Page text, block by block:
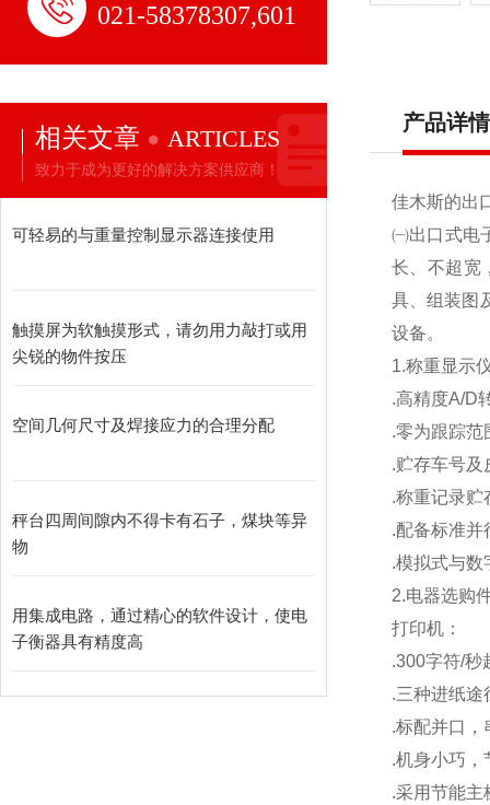
021-58378307,601
相关文章 ARTICLES
致力于成为更好的解决方案供应商！
可轻易的与重量控制显示器连接使用
触摸屏为软触摸形式，请勿用力敲打或用
尖锐的物件按压
空间几何尺寸及焊接应力的合理分配
秤台四周间隙内不得卡有石子，煤块等异
物
用集成电路，通过精心的软件设计，使电
子衡器具有精度高
产品详情
佳木斯的出
㈠出口式电
长、不超宽
具、组装图
设备。
1.称重显示
.高精度A/D
.零为跟踪范
.贮存车号及
.称重记录贮
.配备标准并
.模拟式与数
2.电器选购
打印机：
.300字符/秒
.三种进纸途
.标配并口，
.机身小巧，
.采用节能主